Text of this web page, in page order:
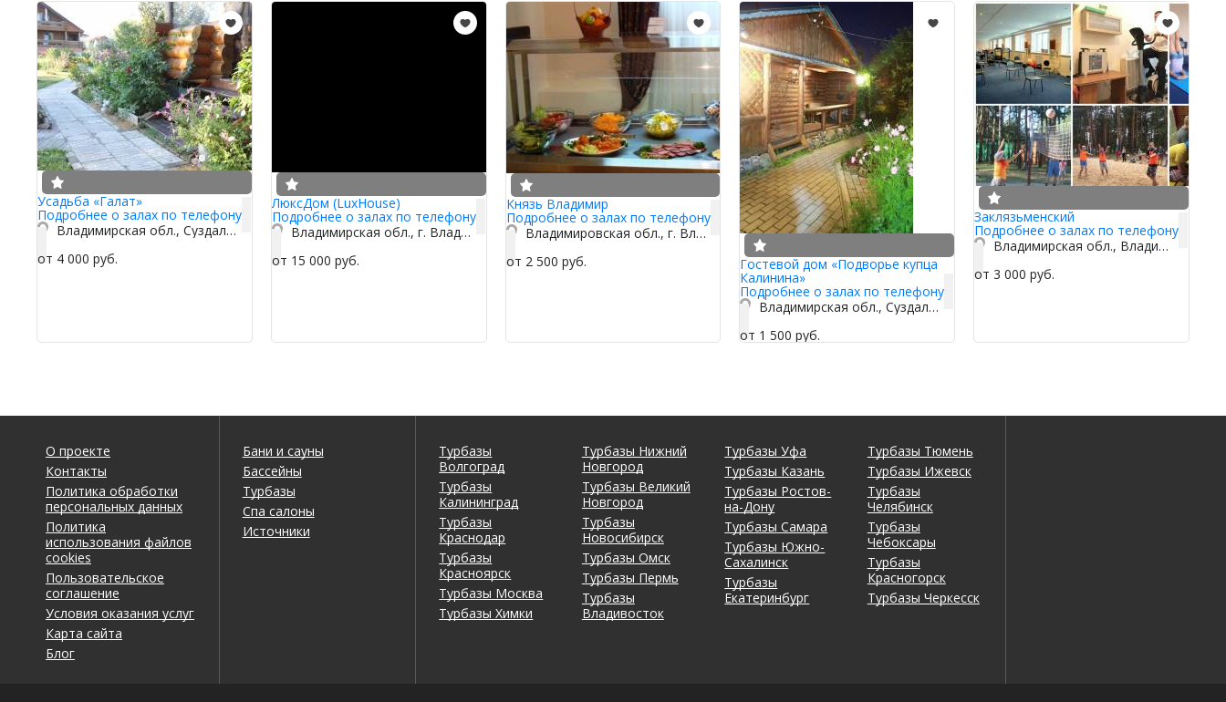
Усадьба «Галат»
Подробнее о залах по телефону
Владимирская обл., Суздальский р-н, д. Песочное, Центральная ул. 67
от 4 000 руб.
ЛюксДом (LuxHouse)
Подробнее о залах по телефону
Владимирская обл., г. Владимир, ул. Гражданская, д.9
от 15 000 руб.
Князь Владимир
Подробнее о залах по телефону
Владимировская обл., г. Владимир, ул. Растопчина, д. 1 д
от 2 500 руб.
Гостевой дом «Подворье купца
Калинина»
Подробнее о залах по телефону
Владимирская обл., Суздальский р-н, Суздаль, ул. Ленина 60
от 1 500 руб.
Заклязьменский
Подробнее о залах по телефону
Владимирская обл., Владимир, шоссе Судогодское, 69
от 3 000 руб.
О проекте
Контакты
Политика обработки
персональных данных
Политика
использования файлов
cookies
Пользовательское
соглашение
Условия оказания услуг
Карта сайта
Блог
Бани и сауны
Бассейны
Турбазы
Спа салоны
Источники
Турбазы
Волгоград
Турбазы
Калининград
Турбазы
Краснодар
Турбазы
Красноярск
Турбазы Москва
Турбазы Химки
Турбазы Нижний
Новгород
Турбазы Великий
Новгород
Турбазы
Новосибирск
Турбазы Омск
Турбазы Пермь
Турбазы
Владивосток
Турбазы Уфа
Турбазы Казань
Турбазы Ростов-
на-Дону
Турбазы Самара
Турбазы Южно-
Сахалинск
Турбазы
Екатеринбург
Турбазы Тюмень
Турбазы Ижевск
Турбазы
Челябинск
Турбазы
Чебоксары
Турбазы
Красногорск
Турбазы Черкесск